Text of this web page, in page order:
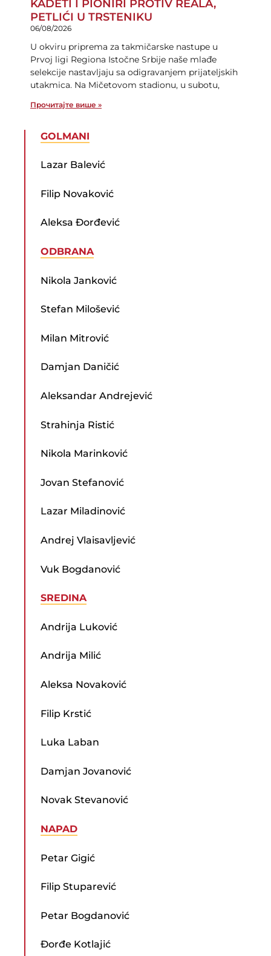
KADETI I PIONIRI PROTIV REALA,
PETLIĆI U TRSTENIKU
06/08/2026
U okviru priprema za takmičarske nastupe u
Prvoj ligi Regiona Istočne Srbije naše mlađe
selekcije nastavljaju sa odigravanjem prijateljskih
utakmica. Na Mičetovom stadionu, u subotu,
Прочитајте више »
GOLMANI
Lazar Balević
Filip Novaković
Aleksa Đorđević
ODBRANA
Nikola Janković
Stefan Milošević
Milan Mitrović
Damjan Daničić
Aleksandar Andrejević
Strahinja Ristić
Nikola Marinković
Jovan Stefanović
Lazar Miladinović
Andrej Vlaisavljević
Vuk Bogdanović
SREDINA
Andrija Luković
Andrija Milić
Aleksa Novaković
Filip Krstić
Luka Laban
Damjan Jovanović
Novak Stevanović
NAPAD
Petar Gigić
Filip Stuparević
Petar Bogdanović
Đorđe Kotlajić